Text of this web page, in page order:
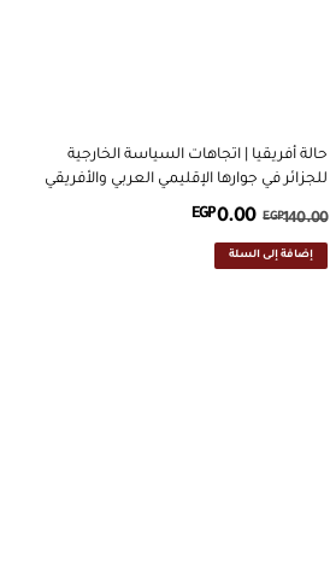
حالة أفريقيا | اتجاهات السياسة الخارجية
للجزائر في جوارها الإقليمي العربي والأفريقي
EGP140.00
EGP0.00
إضافة إلى السلة